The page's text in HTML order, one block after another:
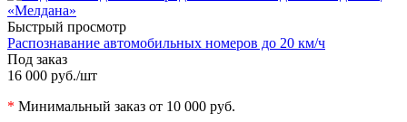
Быстрый просмотр
Распознавание автомобильных номеров до 20 км/ч
Под заказ
16 000 руб./шт
* Минимальный заказ от 10 000 руб.